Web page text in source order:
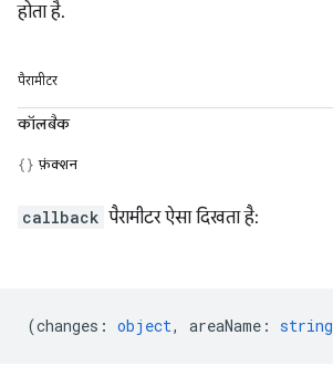
होता है.
पैरामीटर
कॉलबैक
फ़ंक्शन
callback पैरामीटर ऐसा दिखता है:
(changes : object, areaName : string